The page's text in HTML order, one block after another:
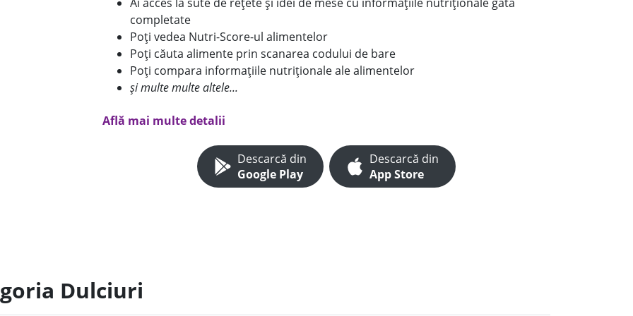
completate
Poți vedea Nutri-Score-ul alimentelor
Poți căuta alimente prin scanarea codului de bare
Poți compara informațiile nutriționale ale alimentelor
și multe multe altele...
Află mai multe detalii
Descarcă din
Google Play
Descarcă din
App Store
Dulciuri